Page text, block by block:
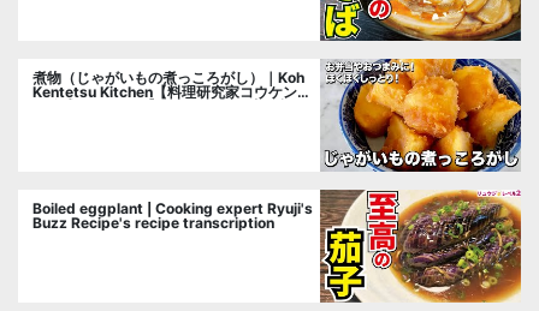
煮物（じゃがいもの煮っころがし）｜Koh
Kentetsu Kitchen【料理研究家コウケンテ
Boiled eggplant | Cooking expert Ryuji's
Buzz Recipe's recipe transcription